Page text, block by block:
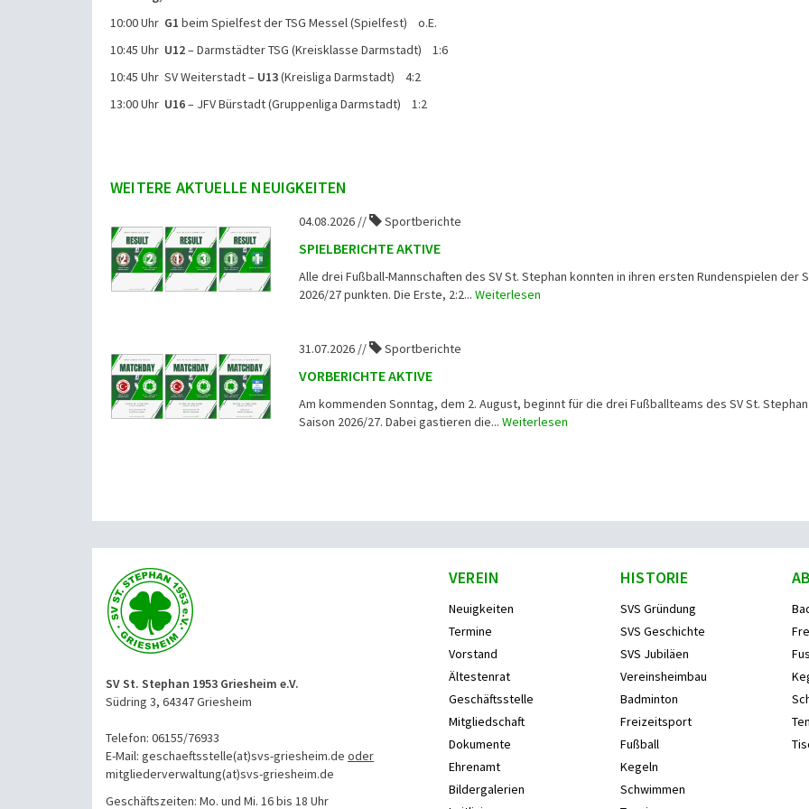
10:00 Uhr G1 beim Spielfest der TSG Messel (Spielfest) o.E.
10:45 Uhr U12– Darmstädter TSG (Kreisklasse Darmstadt) 1:6
10:45 Uhr SV Weiterstadt – U13(Kreisliga Darmstadt) 4:2
13:00 Uhr U16– JFV Bürstadt (Gruppenliga Darmstadt) 1:2
WEITERE AKTUELLE NEUIGKEITEN
04.08.2026 // Sportberichte
SPIELBERICHTE AKTIVE
Alle drei Fußball-Mannschaften des SV St. Stephan konnten in ihren ersten Rundenspielen der
2026/27 punkten. Die Erste, 2:2...Weiterlesen
31.07.2026 // Sportberichte
VORBERICHTE AKTIVE
Am kommenden Sonntag, dem 2. August, beginnt für die drei Fußballteams des SV St.
Saison 2026/27. Dabei gastieren die...Weiterlesen
SV St. Stephan 1953 Griesheim e.V.
Südring 3, 64347 Griesheim
Telefon: 06155/76933
E-Mail: geschaeftsstelle(at)svs-griesheim.de oder
mitgliederverwaltung(at)svs-griesheim.de
Geschäftszeiten: Mo. und Mi. 16 bis 18 Uhr
VEREIN
Neuigkeiten
Termine
Vorstand
Ältestenrat
Geschäftsstelle
Mitgliedschaft
Dokumente
Ehrenamt
Bildergalerien
HISTORIE
SVS Gründung
SVS Geschichte
SVS Jubiläen
Vereinsheimbau
Badminton
Freizeitsport
Fußball
Kegeln
Schwimmen